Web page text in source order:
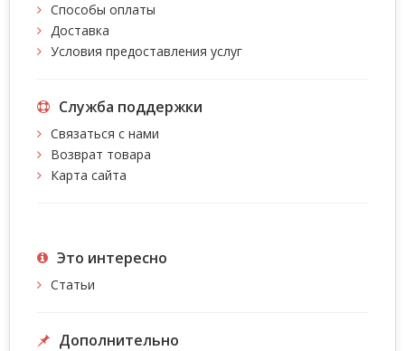
Способы оплаты
Доставка
Условия предоставления услуг
Служба поддержки
Связаться с нами
Возврат товара
Карта сайта
Это интересно
Статьи
Дополнительно